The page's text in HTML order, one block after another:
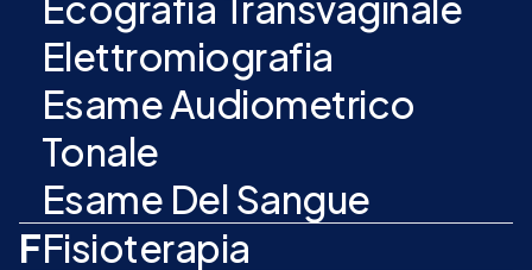
Elettromiografia
Esame Audiometrico
Tonale
Esame Del Sangue
FFisioterapia